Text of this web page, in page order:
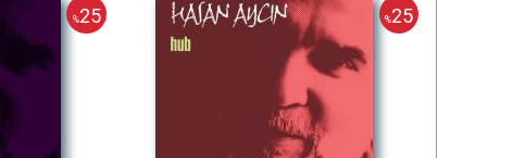
%25 %25